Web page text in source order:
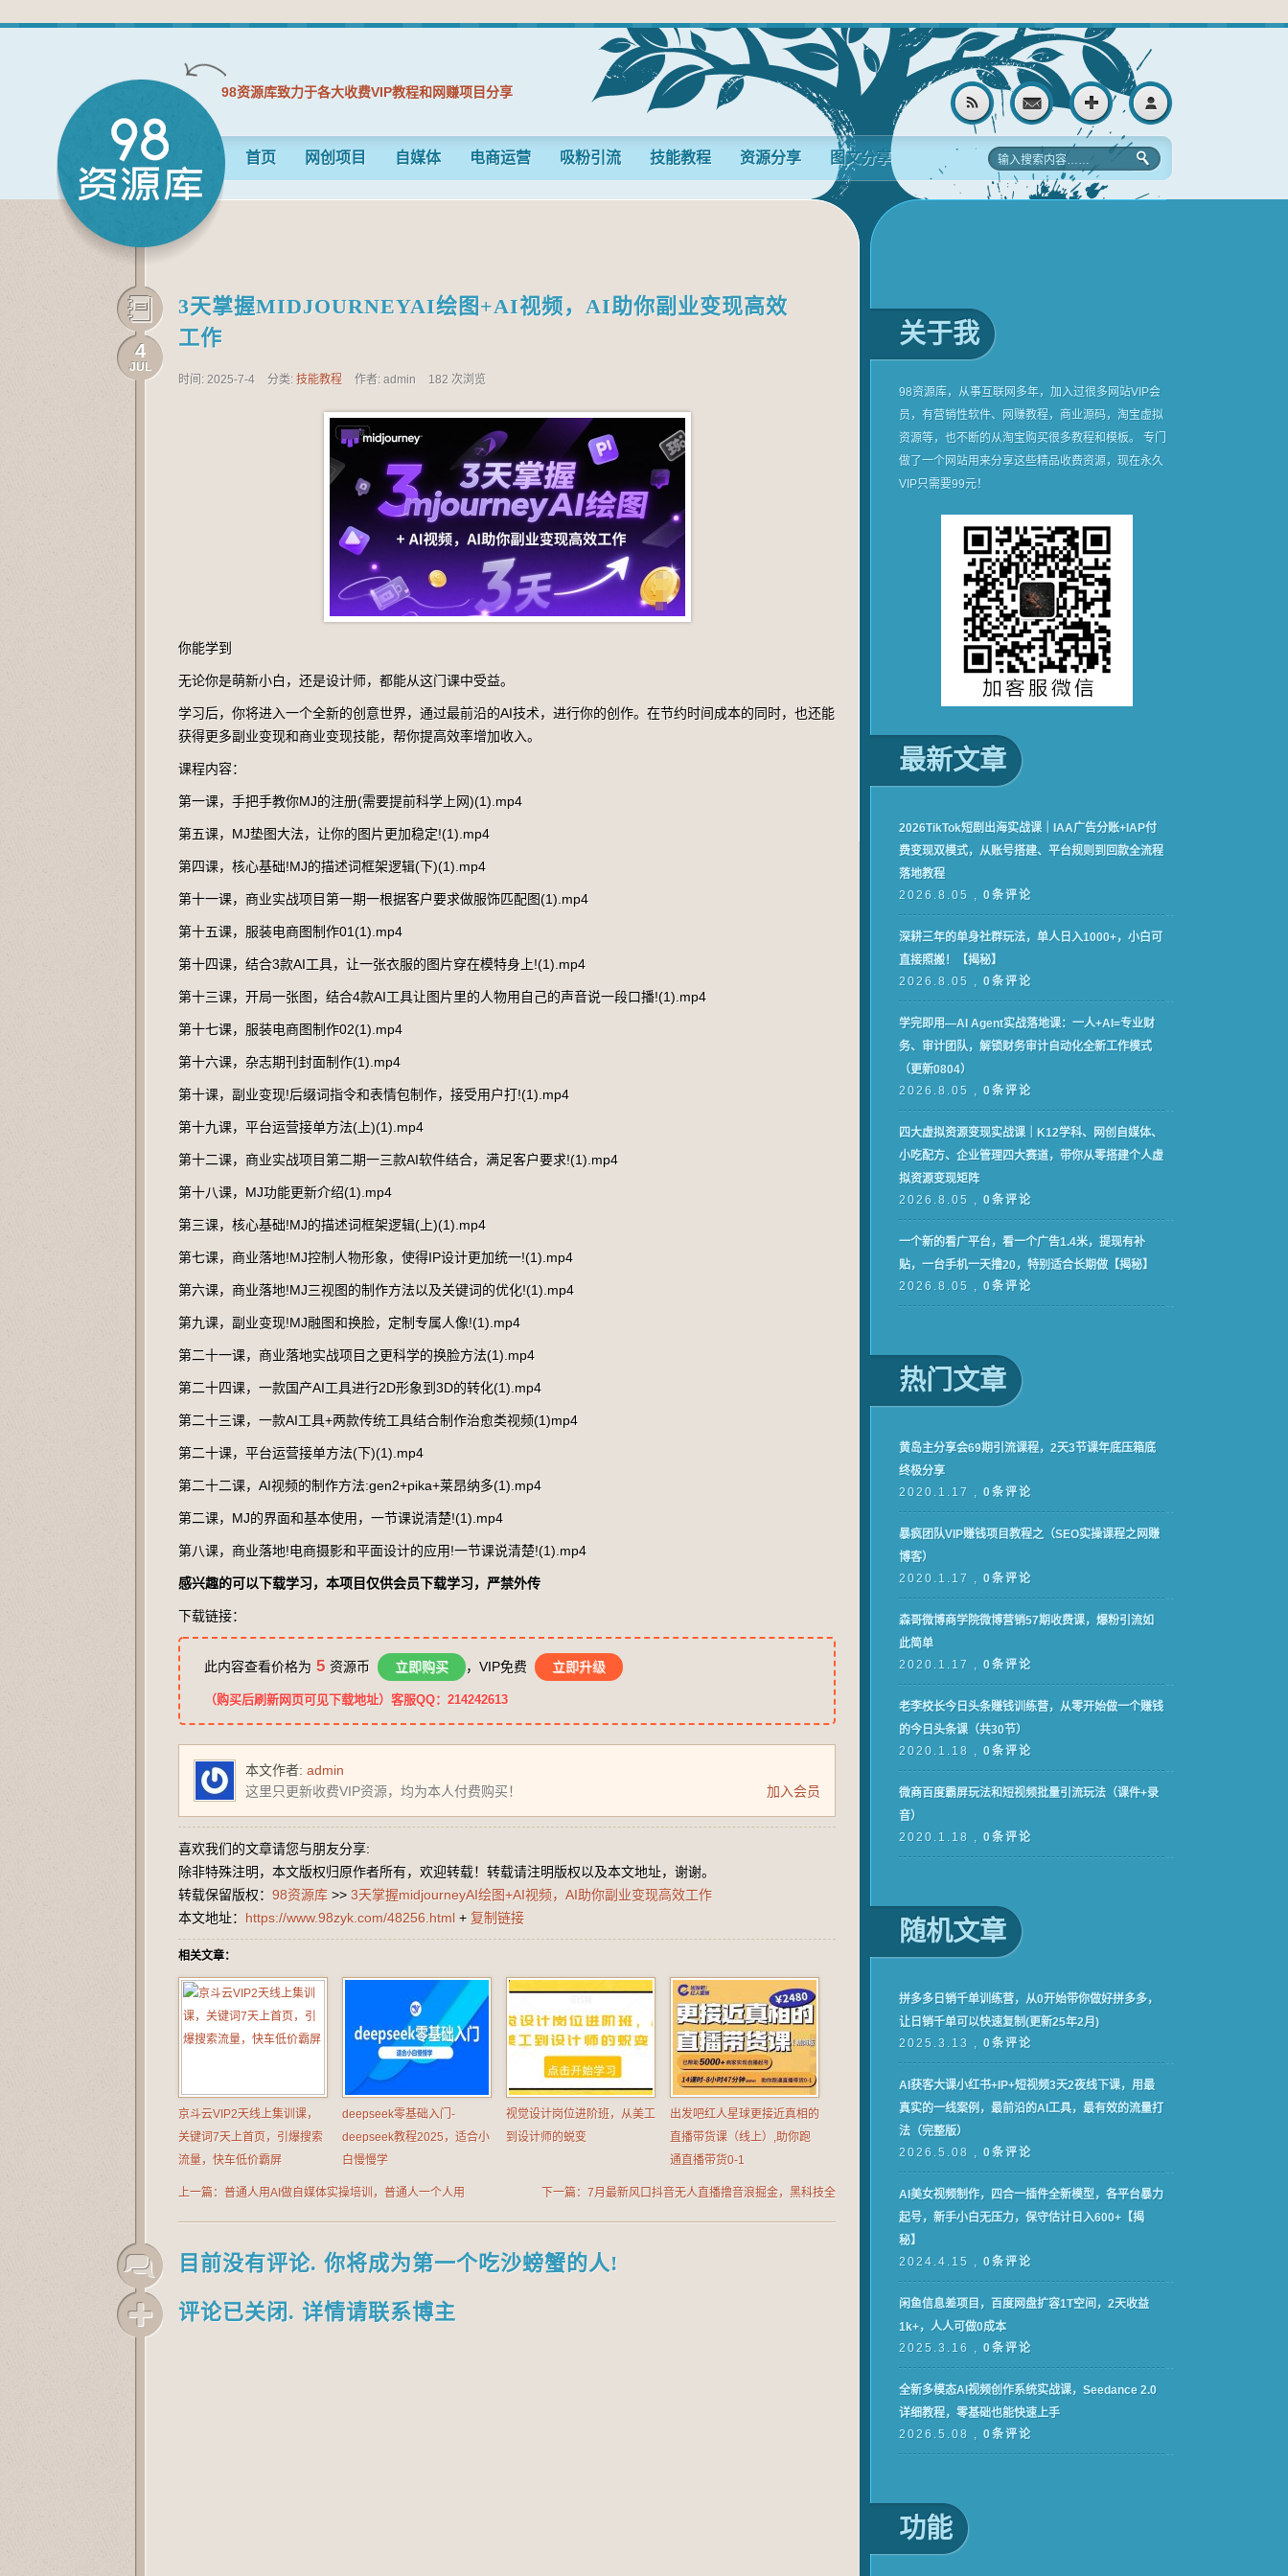
98资源库致力于各大收费VIP教程和网赚项目分享
首页 网创项目 自媒体 电商运营 吸粉引流 技能教程 资源分享 图文分享
4
JUL
3天掌握MIDJOURNEYAI绘图+AI视频，AI助你副业变现高效
工作
时间: 2025-7-4 分类: 技能教程 作者: admin 182 次浏览
你能学到
无论你是萌新小白，还是设计师，都能从这门课中受益。
学习后，你将进入一个全新的创意世界，通过最前沿的AI技术，进行你的创作。在节约时间成本的同时，也还能
获得更多副业变现和商业变现技能，帮你提高效率增加收入。
课程内容：
第一课，手把手教你MJ的注册(需要提前科学上网)(1).mp4
第五课，MJ垫图大法，让你的图片更加稳定!(1).mp4
第四课，核心基础!MJ的描述词框架逻辑(下)(1).mp4
第十一课，商业实战项目第一期一根据客户要求做服饰匹配图(1).mp4
第十五课，服装电商图制作01(1).mp4
第十四课，结合3款AI工具，让一张衣服的图片穿在模特身上!(1).mp4
第十三课，开局一张图，结合4款AI工具让图片里的人物用自己的声音说一段口播!(1).mp4
第十七课，服装电商图制作02(1).mp4
第十六课，杂志期刊封面制作(1).mp4
第十课，副业变现!后缀词指令和表情包制作，接受用户打!(1).mp4
第十九课，平台运营接单方法(上)(1).mp4
第十二课，商业实战项目第二期一三款AI软件结合，满足客户要求!(1).mp4
第十八课，MJ功能更新介绍(1).mp4
第三课，核心基础!MJ的描述词框架逻辑(上)(1).mp4
第七课，商业落地!MJ控制人物形象，使得IP设计更加统一!(1).mp4
第六课，商业落地!MJ三视图的制作方法以及关键词的优化!(1).mp4
第九课，副业变现!MJ融图和换脸，定制专属人像!(1).mp4
第二十一课，商业落地实战项目之更科学的换脸方法(1).mp4
第二十四课，一款国产AI工具进行2D形象到3D的转化(1).mp4
第二十三课，一款AI工具+两款传统工具结合制作治愈类视频(1)mp4
第二十课，平台运营接单方法(下)(1).mp4
第二十二课，AI视频的制作方法:gen2+pika+莱昂纳多(1).mp4
第二课，MJ的界面和基本使用，一节课说清楚!(1).mp4
第八课，商业落地!电商摄影和平面设计的应用!一节课说清楚!(1).mp4
感兴趣的可以下载学习，本项目仅供会员下载学习，严禁外传
下载链接：
此内容查看价格为 5 资源币 立即购买 ，VIP免费 立即升级
（购买后刷新网页可见下载地址）客服QQ：214242613
本文作者: admin
这里只更新收费VIP资源，均为本人付费购买！
加入会员
喜欢我们的文章请您与朋友分享:
除非特殊注明，本文版权归原作者所有，欢迎转载！转载请注明版权以及本文地址，谢谢。
转载保留版权： 98资源库 >> 3天掌握midjourneyAI绘图+AI视频，AI助你副业变现高效工作
本文地址： https://www.98zyk.com/48256.html + 复制链接
相关文章：
京斗云VIP2天线上集训课，
关键词7天上首页，引爆搜索
流量，快车低价霸屏
deepseek零基础入门-
deepseek教程2025，适合小
白慢慢学
视觉设计岗位进阶班，从美工
到设计师的蜕变
出发吧红人星球更接近真相的
直播带货课（线上）,助你跑
通直播带货0-1
上一篇：普通人用AI做自媒体实操培训，普通人一个人用
下一篇：7月最新风口抖音无人直播撸音浪掘金，黑科技全
目前没有评论. 你将成为第一个吃沙螃蟹的人!
评论已关闭. 详情请联系博主
关于我
98资源库，从事互联网多年，加入过很多网站VIP会
员，有营销性软件、网赚教程，商业源码，淘宝虚拟
资源等，也不断的从淘宝购买很多教程和模板。 专门
做了一个网站用来分享这些精品收费资源，现在永久
VIP只需要99元！
最新文章
2026TikTok短剧出海实战课｜IAA广告分账+IAP付
费变现双模式，从账号搭建、平台规则到回款全流程
落地教程
2026.8.05 , 0条评论
深耕三年的单身社群玩法，单人日入1000+，小白可
直接照搬！【揭秘】
2026.8.05 , 0条评论
学完即用—AI Agent实战落地课：一人+AI=专业财
务、审计团队，解锁财务审计自动化全新工作模式
（更新0804）
2026.8.05 , 0条评论
四大虚拟资源变现实战课｜K12学科、网创自媒体、
小吃配方、企业管理四大赛道，带你从零搭建个人虚
拟资源变现矩阵
2026.8.05 , 0条评论
一个新的看广平台，看一个广告1.4米，提现有补
贴，一台手机一天撸20，特别适合长期做【揭秘】
2026.8.05 , 0条评论
热门文章
黄岛主分享会69期引流课程，2天3节课年底压箱底
终极分享
2020.1.17 , 0条评论
暴疯团队VIP赚钱项目教程之（SEO实操课程之网赚
博客）
2020.1.17 , 0条评论
森哥微博商学院微博营销57期收费课，爆粉引流如
此简单
2020.1.17 , 0条评论
老李校长今日头条赚钱训练营，从零开始做一个赚钱
的今日头条课（共30节）
2020.1.18 , 0条评论
微商百度霸屏玩法和短视频批量引流玩法（课件+录
音）
2020.1.18 , 0条评论
随机文章
拼多多日销千单训练营，从0开始带你做好拼多多，
让日销千单可以快速复制(更新25年2月)
2025.3.13 , 0条评论
AI获客大课小红书+IP+短视频3天2夜线下课，用最
真实的一线案例，最前沿的AI工具，最有效的流量打
法（完整版）
2026.5.08 , 0条评论
AI美女视频制作，四合一插件全新模型，各平台暴力
起号，新手小白无压力，保守估计日入600+【揭
秘】
2024.4.15 , 0条评论
闲鱼信息差项目，百度网盘扩容1T空间，2天收益
1k+，人人可做0成本
2025.3.16 , 0条评论
全新多模态AI视频创作系统实战课，Seedance 2.0
详细教程，零基础也能快速上手
2026.5.08 , 0条评论
功能